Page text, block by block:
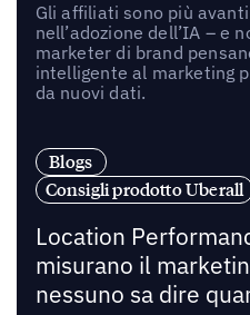
Gli affiliati sono più
nell’adozione dell’IA – e
marketer di brand
intelligente al marketing
da nuovi dati.
Blogs
Consigli prodotto Uberall
Location
misurano il
nessuno sa dire